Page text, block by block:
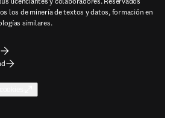
los de minería de textos y datos, formación en
similares.